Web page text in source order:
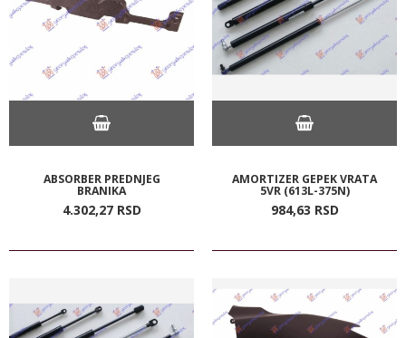
ABSORBER PREDNJEG
BRANIKA
4.302,27 RSD
AMORTIZER GEPEK VRATA
5VR (613L-375N)
984,63 RSD